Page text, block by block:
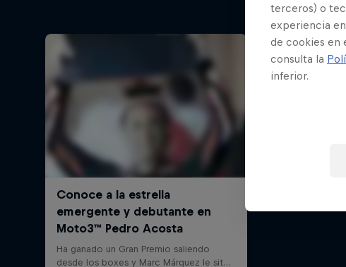
en un piloto
terceros) o
experiencia
de cookies en
consulta la
inferior.